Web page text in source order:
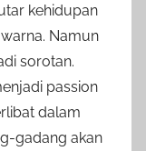
kehidupan
Namun
sorotan.
passion
dalam
gadang akan